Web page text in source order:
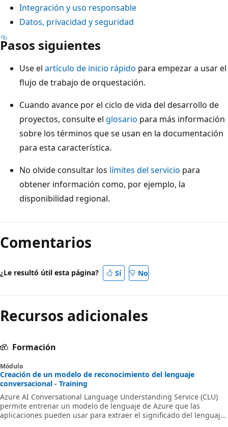
Integración y uso responsable
Datos, privacidad y seguridad
Pasos siguientes
Use el artículo de inicio rápido para empezar a usar el
flujo de trabajo de orquestación.
Cuando avance por el ciclo de vida del desarrollo de
proyectos, consulte el glosario para más información
sobre los términos que se usan en la documentación
para esta característica.
No olvide consultar los límites del servicio para
obtener información como, por ejemplo, la
disponibilidad regional.
Comentarios
¿Le resultó útil esta página? Sí No
Recursos adicionales
Formación
Módulo
Creación de un modelo de reconocimiento del lenguaje
conversacional - Training
Azure AI Conversational Language Understanding Service (CLU)
permite entrenar un modelo de lenguaje de Azure que las
aplicaciones pueden usar para extraer el significado del lenguaje